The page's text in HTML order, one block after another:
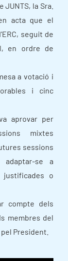
la Sra.
acta que el
seguit de
en ordre de
a votació i
i cinc
aprovar per
mixtes
sessions
se a
justificades o
compte dels
membres del
President.